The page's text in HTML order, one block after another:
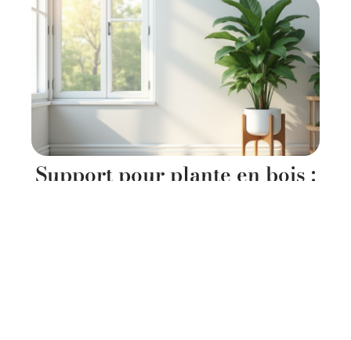
Support pour plante en bois :